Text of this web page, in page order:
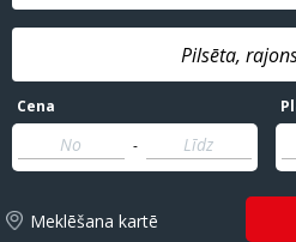
Cena
-
Meklēšana kartē